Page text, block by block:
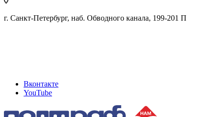
г. Санкт-Петербург, наб. Обводного канала, 199-201 П
Вконтакте
YouTube